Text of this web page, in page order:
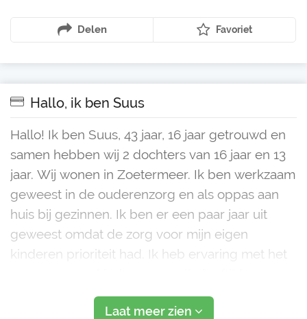
Delen Favoriet
Hallo, ik ben Suus
Hallo! Ik ben Suus, 43 jaar, 16 jaar getrouwd en
samen hebben wij 2 dochters van 16 jaar en 13
jaar. Wij wonen in Zoetermeer. Ik ben werkzaam
geweest in de ouderenzorg en als oppas aan
huis bij gezinnen. Ik ben er een paar jaar uit
geweest omdat de zorg voor mijn eigen
kinderen prioriteit had. Ik heb ervaring met het
ook neurodivergente kinderen. Ouders
Laat meer zien